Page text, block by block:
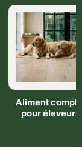
Aliment
pour éleveurs